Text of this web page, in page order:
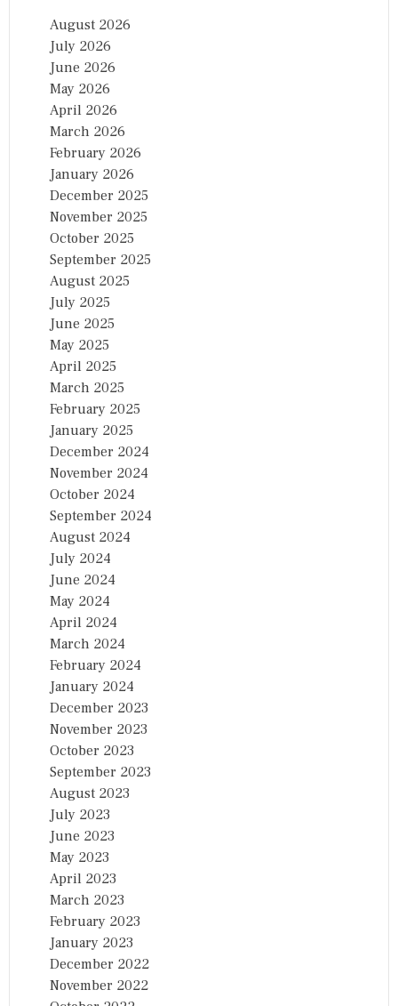
August 2026
July 2026
June 2026
May 2026
April 2026
March 2026
February 2026
January 2026
December 2025
November 2025
October 2025
September 2025
August 2025
July 2025
June 2025
May 2025
April 2025
March 2025
February 2025
January 2025
December 2024
November 2024
October 2024
September 2024
August 2024
July 2024
June 2024
May 2024
April 2024
March 2024
February 2024
January 2024
December 2023
November 2023
October 2023
September 2023
August 2023
July 2023
June 2023
May 2023
April 2023
March 2023
February 2023
January 2023
December 2022
November 2022